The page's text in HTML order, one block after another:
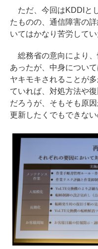
ただ、今回はKDDIと
たものの、通信障害の
いてはかなり苦労してい
総務省の意向により
あったが、中身につい
ヤキモキされることが
ていれば、対処方法や
だろうが、そもそも原
更新したくでもできない